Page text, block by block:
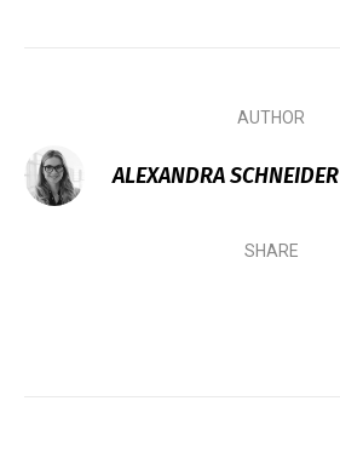
AUTHOR
ALEXANDRA SCHNEIDER
SHARE